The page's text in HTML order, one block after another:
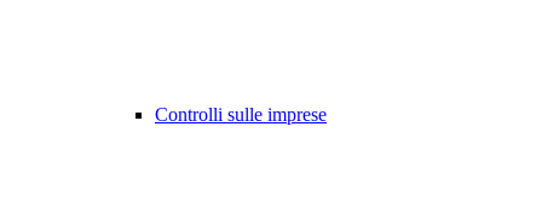
Controlli sulle imprese